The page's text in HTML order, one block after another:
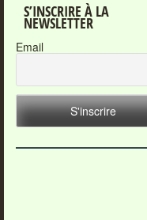
S’INSCRIRE À LA
NEWSLETTER
Email